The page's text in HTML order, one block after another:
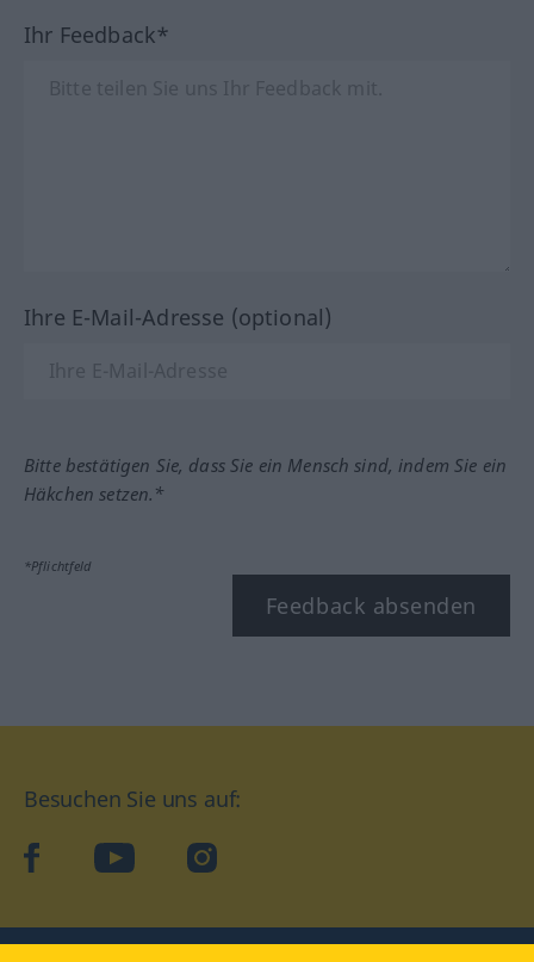
Ihr Feedback*
Ihre E-Mail-Adresse (optional)
Bitte bestätigen Sie, dass Sie ein Mensch sind, indem Sie ein
Häkchen setzen.*
*Pflichtfeld
Feedback absenden
Besuchen Sie uns auf:
facebookYouTube Instagram